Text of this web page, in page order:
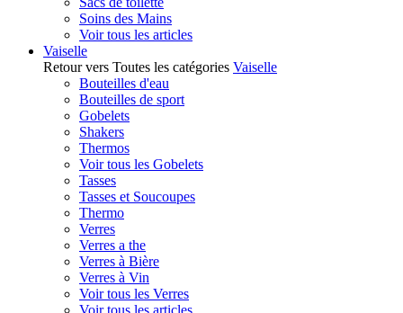
Soins des Mains
Voir tous les articles
Vaiselle
Retour vers Toutes les catégories Vaiselle
Bouteilles d'eau
Bouteilles de sport
Gobelets
Shakers
Thermos
Voir tous les Gobelets
Tasses
Tasses et Soucoupes
Thermo
Verres
Verres a the
Verres à Bière
Verres à Vin
Voir tous les Verres
Voir tous les articles